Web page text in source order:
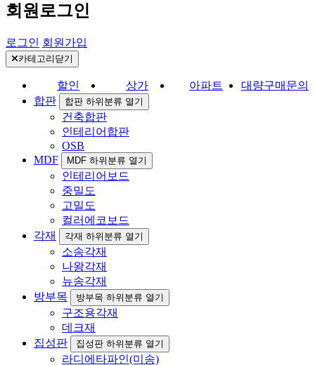
회원로그인
로그인 회원가입
카테고리닫기
할인 상가 아파트
대량구매문의
합판
합판 하위분류 열기
건축합판
인테리어합판
OSB
MDF
MDF 하위분류 열기
인테리어보드
중밀도
고밀도
컬러에코보드
각재
각재 하위분류 열기
소송각재
나왕각재
뉴송각재
방부목
방부목 하위분류 열기
구조용각재
데크재
집성판
집성판 하위분류 열기
라디에타파인(미송)